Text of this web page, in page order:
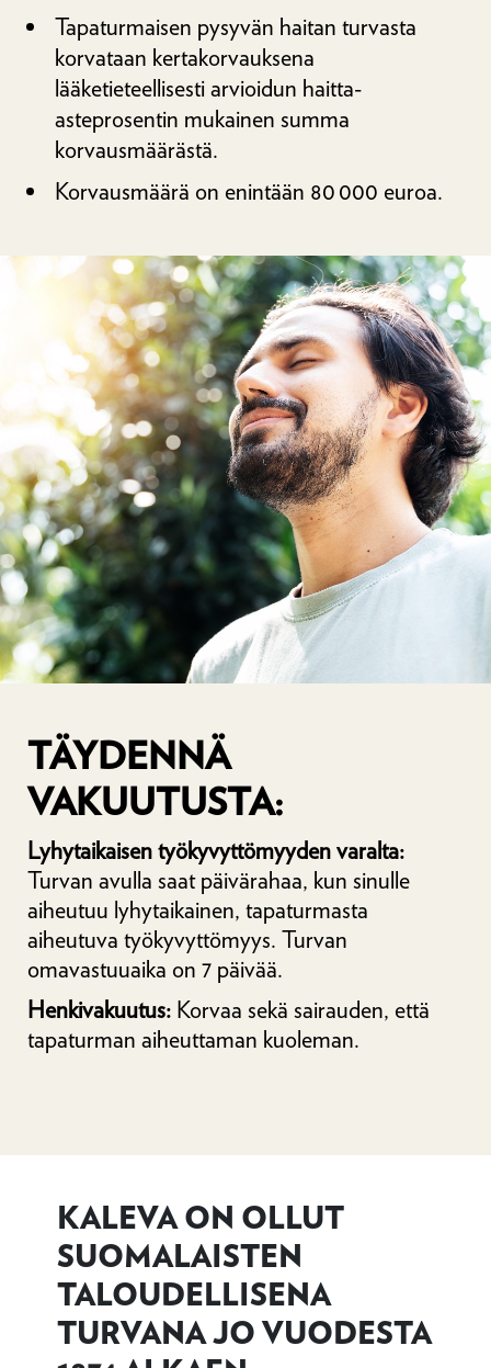
Tapaturmaisen pysyvän haitan turvasta
korvataan kertakorvauksena
lääketieteellisesti arvioidun haitta-
asteprosentin mukainen summa
korvausmäärästä.
Korvausmäärä on enintään 80 000 euroa.
TÄYDENNÄ
VAKUUTUSTA:
Lyhytaikaisen työkyvyttömyyden varalta:
Turvan avulla saat päivärahaa, kun sinulle
aiheutuu lyhytaikainen, tapaturmasta
aiheutuva työkyvyttömyys. Turvan
omavastuuaika on 7 päivää.
Henkivakuutus: Korvaa sekä sairauden, että
tapaturman aiheuttaman kuoleman.
KALEVA ON OLLUT
SUOMALAISTEN
TALOUDELLISENA
TURVANA JO VUODESTA